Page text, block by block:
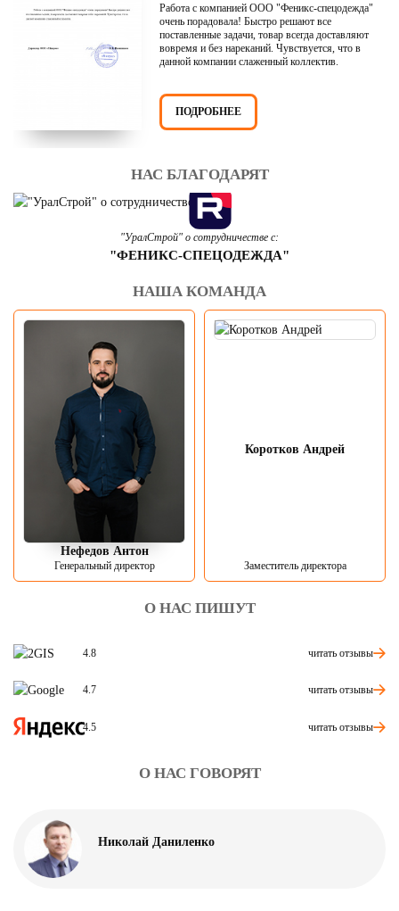
Работа с компанией ООО "Феникс-спецодежда"
очень порадовала! Быстро решают все
поставленные задачи, товар всегда доставляют
вовремя и без нареканий. Чувствуется, что в
данной компании слаженный коллектив.
ПОДРОБНЕЕ
НАС БЛАГОДАРЯТ
"УралСтрой" о сотрудничестве с:
"ФЕНИКС-СПЕЦОДЕЖДА"
НАША КОМАНДА
Нефедов Антон
Генеральный директор
Коротков Андрей
Заместитель директора
О НАС ПИШУТ
4.8 читать отзывы
4.7 читать отзывы
4.5 читать отзывы
О НАС ГОВОРЯТ
Николай Даниленко